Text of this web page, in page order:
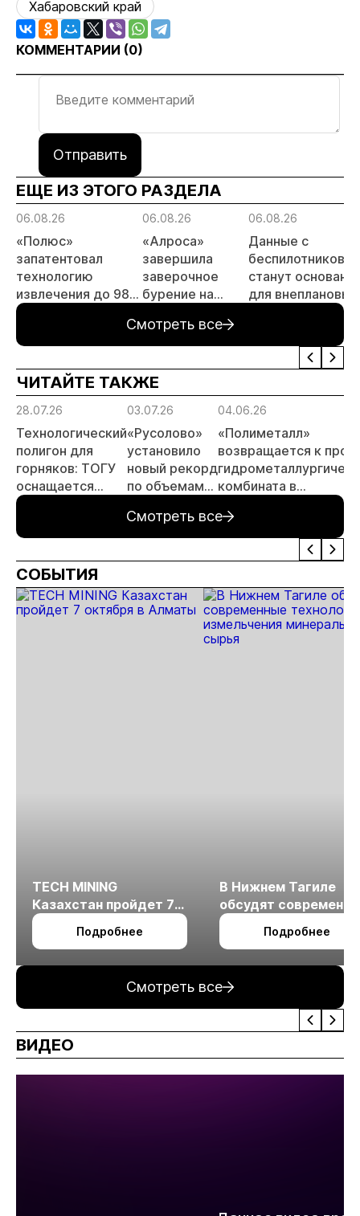
Хабаровский край
КОММЕНТАРИИ (0)
Отправить
ЕЩЕ ИЗ ЭТОГО РАЗДЕЛА
06.08.26
«Полюс»
запатентовал
технологию
извлечения до 98%
золота из
металлургического
шлака
06.08.26
«Алроса»
завершила
заверочное
бурение на
месторождении
Дегдекан
06.08.26
Данные с
беспилотников
станут
для внеплановых
Смотреть все
ЧИТАЙТЕ ТАКЖЕ
28.07.26
Технологический
полигон для
горняков: ТОГУ
оснащается
современным
отечественного
производства
03.07.26
«Русолово»
установило
новый рекорд
по объемам
04.06.26
«Полиметалл»
возвращается к
комбината в
Смотреть все
СОБЫТИЯ
TECH MINING
Казахстан пройдет 7
октября в Алматы
Подробнее
В Нижнем Тагиле
обсудят
технологии
измельчения
Подробнее
Смотреть все
ВИДЕО